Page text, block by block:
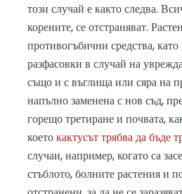
този случай е както следва.
корените, се отстраняват.
противогъбични средства,
разфасовки в случай на
също и с въглища или сяра на
напълно заменена с нов съд,
горещо третиране и почвата,
коетокактусът трябва да бъде
случаи, например, когато са
стъблото, болните растения и